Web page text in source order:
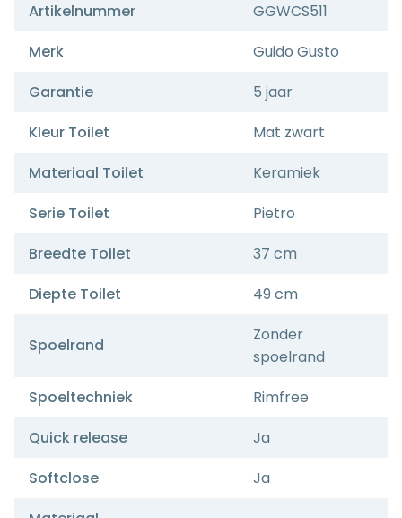
Artikelnummer
GGWCS511
Merk
Guido Gusto
Garantie
5 jaar
Kleur Toilet
Mat zwart
Materiaal Toilet
Keramiek
Serie Toilet
Pietro
Breedte Toilet
37 cm
Diepte Toilet
49 cm
Spoelrand
Zonder
spoelrand
Spoeltechniek
Rimfree
Quick release
Ja
Softclose
Ja